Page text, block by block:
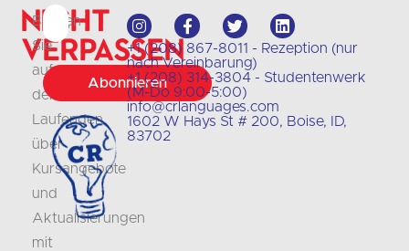
Nicht
verpassen
Bleiben
Sie
auf
dem
Laufenden
über
Kursangebote
und
Aktualisierungen
mit
Abonnieren
+1 (208) 867-8011 - Rezeption (nur
nach Vereinbarung)
+1 (208) 314-3804 - Studentenwerk
(M-Do 9:00-5:00)
info@crlanguages.com
1602 W Hays St # 200, Boise, ID,
83702